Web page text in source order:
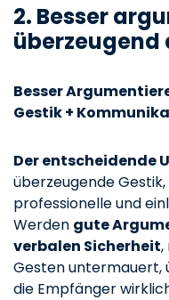
2. Besser
Besser
Gestik +
Der entscheidende
überzeugende
professionelle und
Werden gute
verbalen Sicherheit,
Gesten untermauert,
die Empfänger